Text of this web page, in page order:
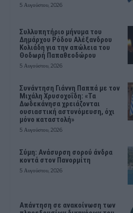
5 Αυγούστου, 2026
Συλλυπητήριο μήνυμα του
Δημάρχου Ρόδου Αλέξανδρου
Κολιάδη για την απώλεια του
Θοδωρή Παπαθεοδώρου
5 Αυγούστου, 2026
Συνάντηση Γιάννη Παππά με τον
Μιχάλη Χρυσοχοΐδη: «Τα
Δωδεκάνησα χρειάζονται
ουσιαστική αστυνόμευση, όχι
μόνο καταστολή»
5 Αυγούστου, 2026
Σύμη: Ανάσυρση σορού άνδρα
κοντά στον Πανορμίτη
5 Αυγούστου, 2026
Απάντηση σε ανακοίνωση των